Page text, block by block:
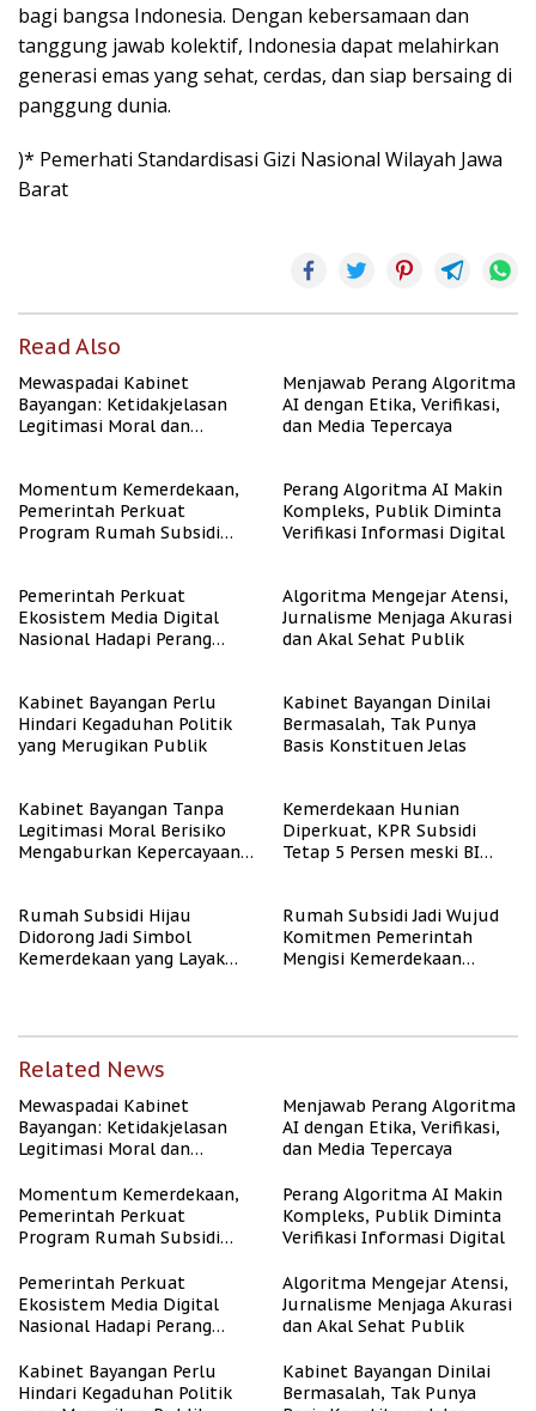
bagi bangsa Indonesia. Dengan kebersamaan dan
tanggung jawab kolektif, Indonesia dapat melahirkan
generasi emas yang sehat, cerdas, dan siap bersaing di
panggung dunia.
)* Pemerhati Standardisasi Gizi Nasional Wilayah Jawa
Barat
Read Also
Mewaspadai Kabinet
Bayangan: Ketidakjelasan
Legitimasi Moral dan
Menjawab Perang Algoritma
AI dengan Etika, Verifikasi,
dan Media Tepercaya
Momentum Kemerdekaan,
Pemerintah Perkuat
Program Rumah Subsidi
Perang Algoritma AI Makin
Kompleks, Publik Diminta
Verifikasi Informasi Digital
Pemerintah Perkuat
Ekosistem Media Digital
Nasional Hadapi Perang
Algoritma Mengejar Atensi,
Jurnalisme Menjaga Akurasi
dan Akal Sehat Publik
Kabinet Bayangan Perlu
Hindari Kegaduhan Politik
yang Merugikan Publik
Kabinet Bayangan Dinilai
Bermasalah, Tak Punya
Basis Konstituen Jelas
Kabinet Bayangan Tanpa
Legitimasi Moral Berisiko
Mengaburkan Kepercayaan
Kemerdekaan Hunian
Diperkuat, KPR Subsidi
Tetap 5 Persen meski BI
Rumah Subsidi Hijau
Didorong Jadi Simbol
Kemerdekaan yang Layak
Rumah Subsidi Jadi Wujud
Komitmen Pemerintah
Mengisi Kemerdekaan
Related News
Mewaspadai Kabinet
Bayangan: Ketidakjelasan
Legitimasi Moral dan
Menjawab Perang Algoritma
AI dengan Etika, Verifikasi,
dan Media Tepercaya
Momentum Kemerdekaan,
Pemerintah Perkuat
Program Rumah Subsidi
Berpenghasilan Rendah
Perang Algoritma AI Makin
Kompleks, Publik Diminta
Verifikasi Informasi Digital
Pemerintah Perkuat
Ekosistem Media Digital
Nasional Hadapi Perang
Algoritma Mengejar Atensi,
Jurnalisme Menjaga Akurasi
dan Akal Sehat Publik
Kabinet Bayangan Perlu
Hindari Kegaduhan Politik
Kabinet Bayangan Dinilai
Bermasalah, Tak Punya